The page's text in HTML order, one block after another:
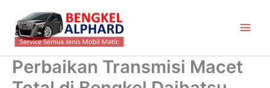
konten
Perbaikan Transmisi Macet